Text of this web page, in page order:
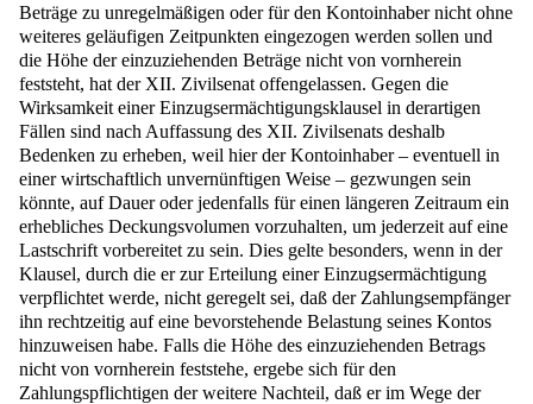
Beträge zu unregelmäßigen oder für den Kontoinhaber nicht ohne
weiteres geläufigen Zeitpunkten eingezogen werden sollen und
die Höhe der einzuziehenden Beträge nicht von vornherein
feststeht, hat der XII. Zivilsenat offengelassen. Gegen die
Wirksamkeit einer Einzugsermächtigungsklausel in derartigen
Fällen sind nach Auffassung des XII. Zivilsenats deshalb
Bedenken zu erheben, weil hier der Kontoinhaber – eventuell in
einer wirtschaftlich unvernünftigen Weise – gezwungen sein
könnte, auf Dauer oder jedenfalls für einen längeren Zeitraum ein
erhebliches Deckungsvolumen vorzuhalten, um jederzeit auf eine
Lastschrift vorbereitet zu sein. Dies gelte besonders, wenn in der
Klausel, durch die er zur Erteilung einer Einzugsermächtigung
verpflichtet werde, nicht geregelt sei, daß der Zahlungsempfänger
ihn rechtzeitig auf eine bevorstehende Belastung seines Kontos
hinzuweisen habe. Falls die Höhe des einzuziehenden Betrags
nicht von vornherein feststehe, ergebe sich für den
Zahlungspflichtigen der weitere Nachteil, daß er im Wege der